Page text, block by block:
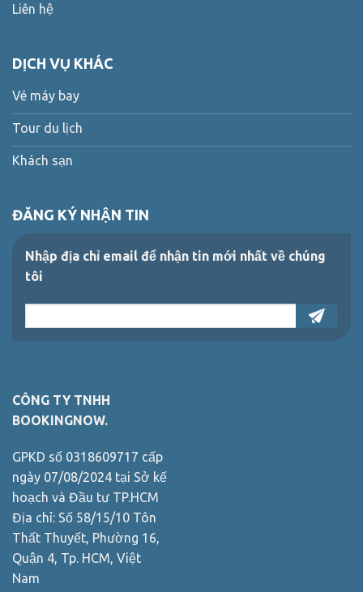
Liên hệ
DỊCH VỤ KHÁC
Vé máy bay
Tour du lịch
Khách sạn
ĐĂNG KÝ NHẬN TIN
Nhập địa chỉ email để nhận tin mới nhất về chúng
tôi
CÔNG TY TNHH
BOOKINGNOW.
GPKD số 0318609717 cấp
ngày 07/08/2024 tại Sở kế
hoạch và Đầu tư TP.HCM
Địa chỉ: Số 58/15/10 Tôn
Thất Thuyết, Phường 16,
Quận 4, Tp. HCM, Việt
Nam